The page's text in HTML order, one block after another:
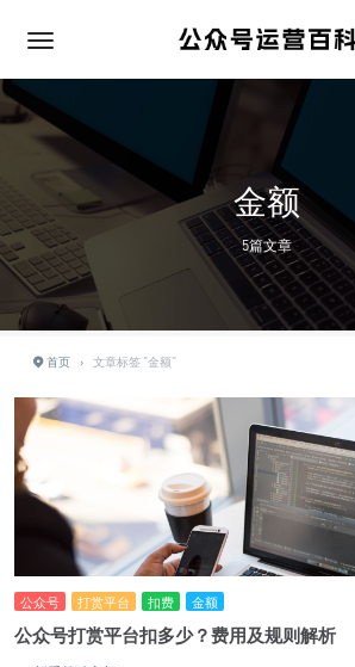
金额
5篇文章
首页 › 文章标签 "金额"
公众号 打赏平台 扣费 金额
公众号打赏平台扣多少？费用及规则解析